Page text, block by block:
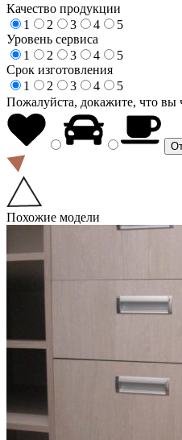
Качество продукции
1
2 3 4
5
Уровень сервиса
1
2 3 4
5
Срок изготовления
1
2 3 4
5
Пожалуйста, докажите, что вы
Похожие модели